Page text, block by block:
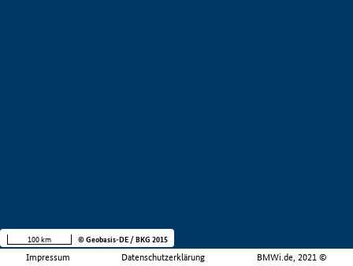
Impressum Datenschutzerklärung BMWi.de, 2021 ©
100 km © Geobasis-DE / BKG 2015